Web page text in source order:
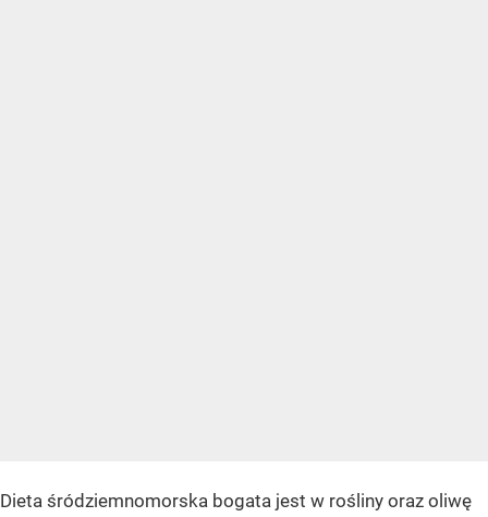
Dieta śródziemnomorska bogata jest w rośliny oraz oliwę